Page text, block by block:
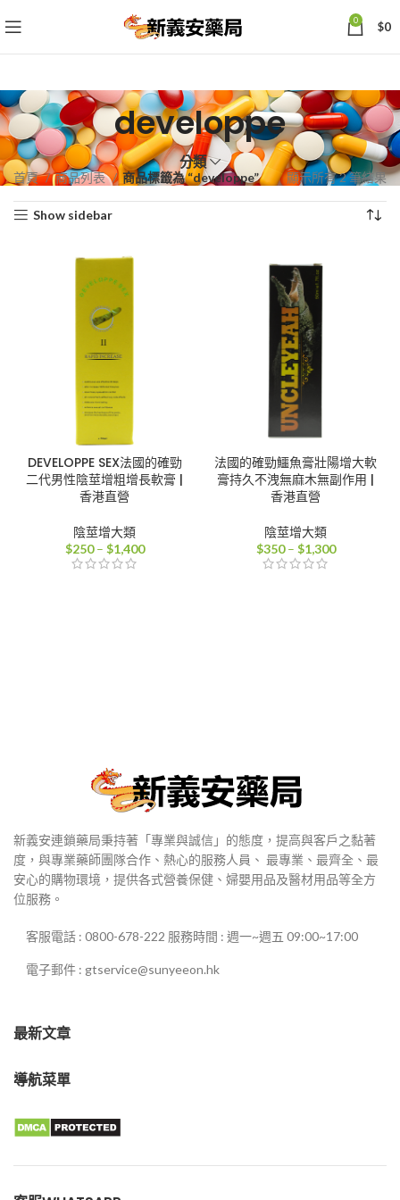
0 $0
developpe
分類
首頁 商品列表 商品標籤為 “developpe” 顯示所有 2 筆結果依
Show sidebar
DEVELOPPE SEX法國的確勁
二代男性陰莖增粗增長軟膏 |
香港直營
陰莖增大類
$250 – $1,400價
法國的確勁鱷魚膏壯陽增大軟
膏持久不洩無麻木無副作用 |
香港直營
陰莖增大類
$350 – $1,300價
新義安連鎖藥局秉持著「專業與誠信」的態度，提高與客戶之黏著
度，與專業藥師團隊合作、熱心的服務人員、 最專業、最齊全、最
安心的購物環境，提供各式營養保健、婦嬰用品及醫材用品等全方
位服務。
客服電話 : 0800-678-222 服務時間 : 週一~週五 09:00~17:00
電子郵件 : gtservice@sunyeeon.hk
最新文章
導航菜單